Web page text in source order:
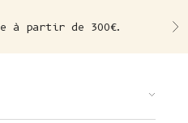
à partir de 300€.